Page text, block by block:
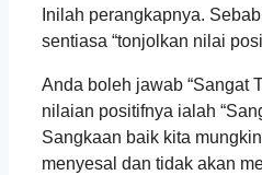
Inilah perangkapnya.
sentiasa “tonjolkan nilai
Anda boleh jawab “Sangat
nilaian positifnya ialah
Sangkaan baik kita
menyesal dan tidak akan